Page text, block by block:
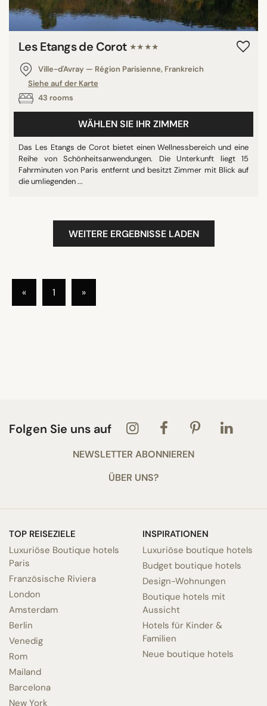
Les Etangs de Corot ★★★★
Ville-d'Avray — Région Parisienne, Frankreich
Siehe auf der Karte
43 rooms
WÄHLEN SIE IHR ZIMMER
Das Les Etangs de Corot bietet einen Wellnessbereich und eine
Reihe von Schönheitsanwendungen. Die Unterkunft liegt 15
Fahrminuten von Paris entfernt und besitzt Zimmer mit Blick auf
die umliegenden ...
WEITERE ERGEBNISSE LADEN
« 1 »
Folgen Sie uns auf
NEWSLETTER ABONNIEREN
ÜBER UNS?
TOP REISEZIELE
Luxuriöse Boutique hotels
Paris
Französische Riviera
London
Amsterdam
Berlin
Venedig
Rom
Mailand
Barcelona
New York
INSPIRATIONEN
Luxuriöse boutique hotels
Budget boutique hotels
Design-Wohnungen
Boutique hotels mit
Aussicht
Hotels für Kinder &
Familien
Neue boutique hotels